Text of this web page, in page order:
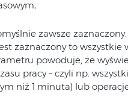
.
zawsze zaznaczony.
zaznaczony to wszystkie
powoduje, że
pracy – czyli np.
niż 1 minuta) lub